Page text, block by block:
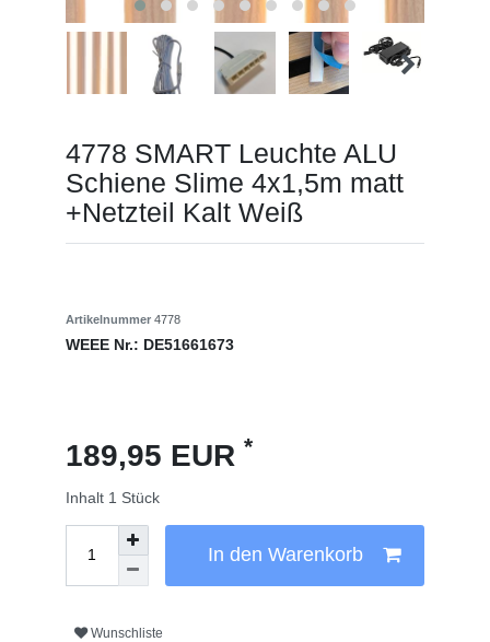
4778 SMART Leuchte ALU
Schiene Slime 4x1,5m matt
+Netzteil Kalt Weiß
Artikelnummer 4778
WEEE Nr.: DE51661673
189,95 EUR *
Inhalt 1 Stück
In den Warenkorb
Wunschliste